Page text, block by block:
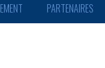
PARTENAIRES